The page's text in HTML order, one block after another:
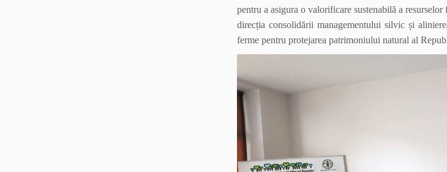
pentru a asigura o valorificare sustenabilă a
direcția consolidării managementului silvic și
ferme pentru protejarea patrimoniului natural al